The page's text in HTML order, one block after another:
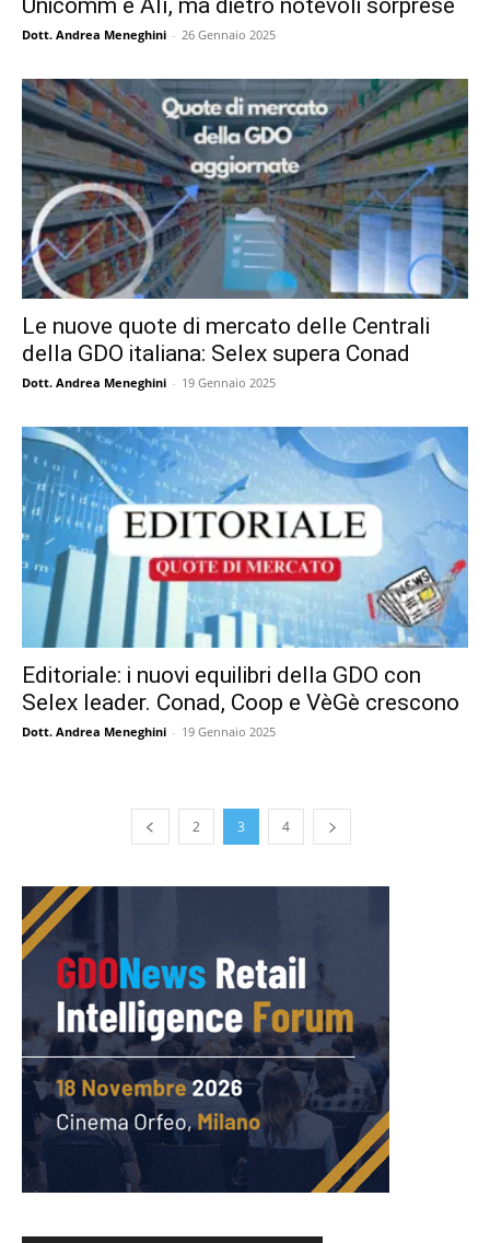
Unicomm e Alì, ma dietro notevoli sorprese
Dott. Andrea Meneghini - 26 Gennaio 2025
Le nuove quote di mercato delle Centrali
della GDO italiana: Selex supera Conad
Dott. Andrea Meneghini - 19 Gennaio 2025
Editoriale: i nuovi equilibri della GDO con
Selex leader. Conad, Coop e VèGè crescono
Dott. Andrea Meneghini - 19 Gennaio 2025
2 3 4